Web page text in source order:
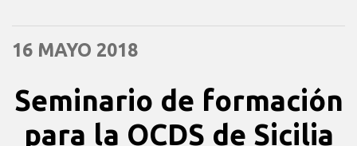
16 MAYO 2018
Seminario de formación
para la OCDS de Sicilia